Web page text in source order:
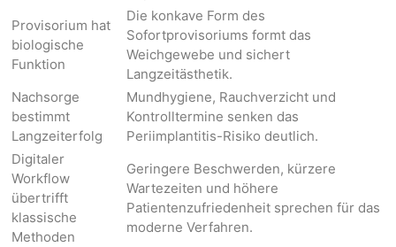
Provisorium hat
biologische
Funktion
Die konkave Form des
Sofortprovisoriums formt das
Weichgewebe und sichert
Langzeitästhetik.
Nachsorge
bestimmt
Langzeiterfolg
Mundhygiene, Rauchverzicht und
Kontrolltermine senken das
Periimplantitis-Risiko deutlich.
Digitaler
Workflow
übertrifft
klassische
Methoden
Geringere Beschwerden, kürzere
Wartezeiten und höhere
Patientenzufriedenheit sprechen für das
moderne Verfahren.